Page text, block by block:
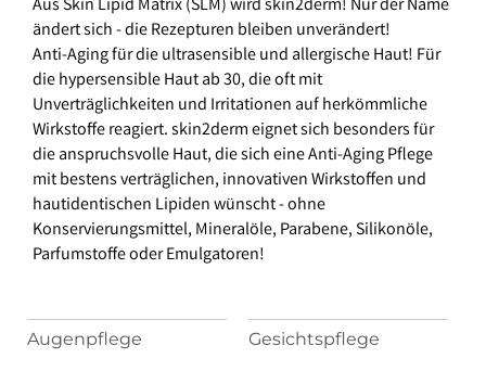
Aus Skin Lipid Matrix (SLM) wird skin2derm! Nur der Name
ändert sich - die Rezepturen bleiben unverändert!
Anti-Aging für die ultrasensible und allergische Haut! Für
die hypersensible Haut ab 30, die oft mit
Unverträglichkeiten und Irritationen auf herkömmliche
Wirkstoffe reagiert. skin2derm eignet sich besonders für
die anspruchsvolle Haut, die sich eine Anti-Aging Pflege
mit bestens verträglichen, innovativen Wirkstoffen und
hautidentischen Lipiden wünscht - ohne
Konservierungsmittel, Mineralöle, Parabene, Silikonöle,
Parfumstoffe oder Emulgatoren!